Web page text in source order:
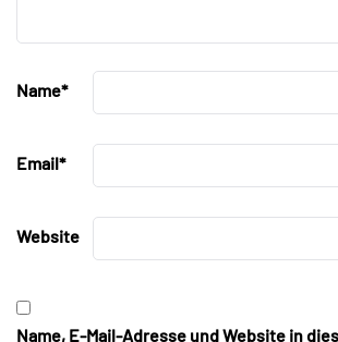
Name*
Email*
Website
Name, E-Mail-Adresse und Website in